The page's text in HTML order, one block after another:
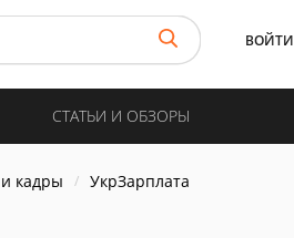
ВОЙТИ
СТАТЬИ И ОБЗОРЫ
кадры УкрЗарплата